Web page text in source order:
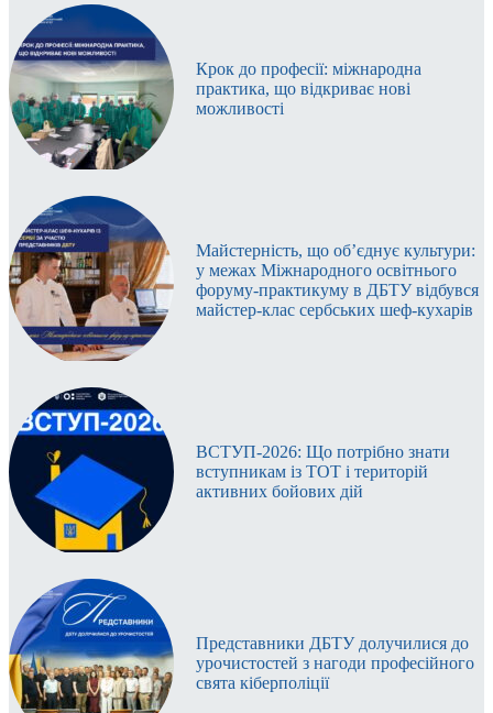
Крок до професії: міжнародна
практика, що відкриває нові
можливості
Майстерність, що об’єднує культури:
у межах Міжнародного освітнього
форуму-практикуму в ДБТУ відбувся
майстер-клас сербських шеф-кухарів
ВСТУП-2026: Що потрібно знати
вступникам із ТОТ і територій
активних бойових дій
Представники ДБТУ долучилися до
урочистостей з нагоди професійного
свята кіберполіції